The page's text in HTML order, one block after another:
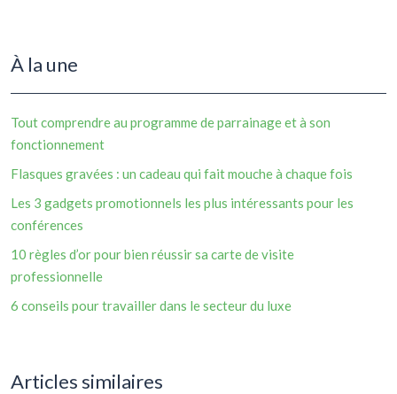
À la une
Tout comprendre au programme de parrainage et à son
fonctionnement
Flasques gravées : un cadeau qui fait mouche à chaque fois
Les 3 gadgets promotionnels les plus intéressants pour les
conférences
10 règles d’or pour bien réussir sa carte de visite
professionnelle
6 conseils pour travailler dans le secteur du luxe
Articles similaires